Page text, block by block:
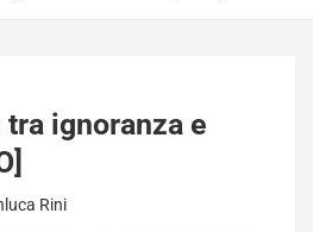
ignoranza e
Rini